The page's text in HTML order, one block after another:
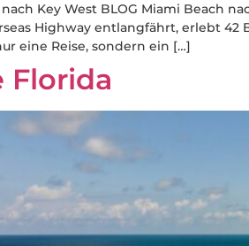
Key West BLOG Miami Beach
Highway entlangfährt, erlebt
eine Reise, sondern ein […]
Florida